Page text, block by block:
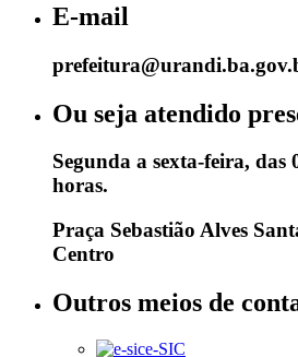
E-mail
Ou seja atendido
Segunda a sexta-feira, das
horas.
Praça Sebastião Alves
Centro
Outros meios de
e-SIC